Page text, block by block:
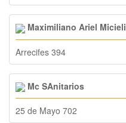
Maximiliano Ariel Micieli
Arrecifes 394
Mc SAnitarios
25 de Mayo 702